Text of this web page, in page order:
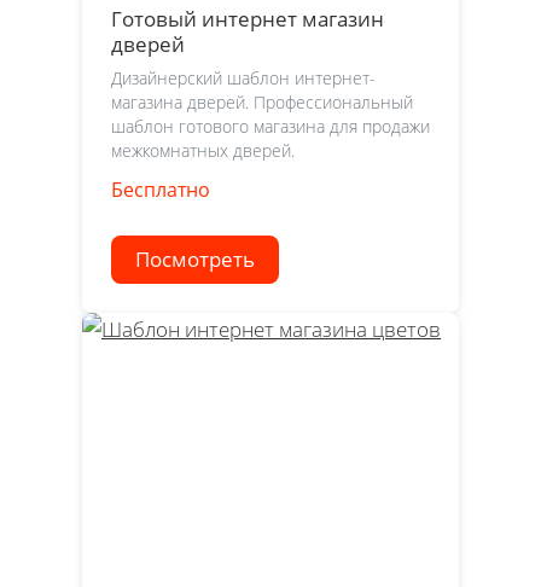
Готовый интернет магазин
дверей
Дизайнерский шаблон интернет-
магазина дверей. Профессиональный
шаблон готового магазина для продажи
межкомнатных дверей.
Бесплатно
Посмотреть